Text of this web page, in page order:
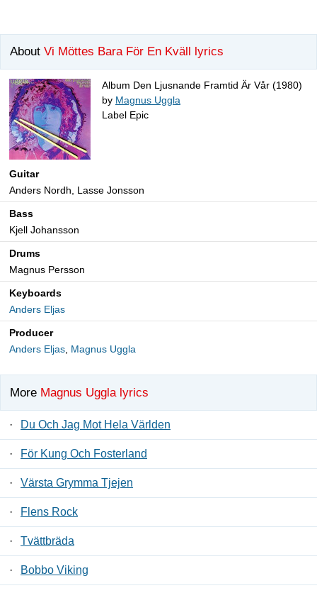
About Vi Möttes Bara För En Kväll lyrics
Album Den Ljusnande Framtid Är Vår (1980)
by Magnus Uggla
Label Epic
Guitar
Anders Nordh, Lasse Jonsson
Bass
Kjell Johansson
Drums
Magnus Persson
Keyboards
Anders Eljas
Producer
Anders Eljas, Magnus Uggla
More Magnus Uggla lyrics
· Du Och Jag Mot Hela Världen
· För Kung Och Fosterland
· Värsta Grymma Tjejen
· Flens Rock
· Tvättbräda
· Bobbo Viking